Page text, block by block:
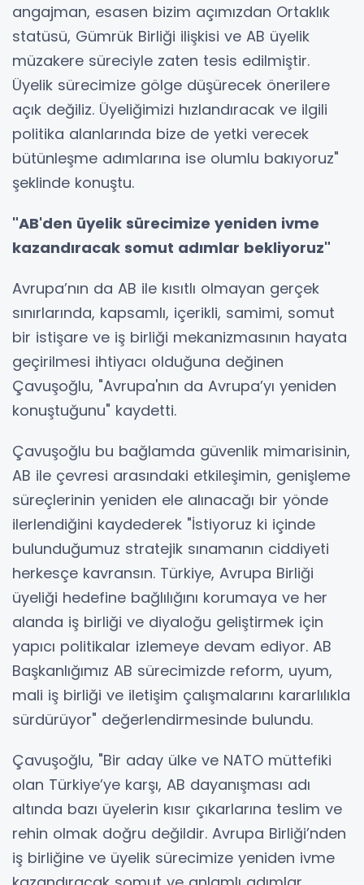
angajman, esasen bizim açımızdan Ortaklık
statüsü, Gümrük Birliği ilişkisi ve AB üyelik
müzakere süreciyle zaten tesis edilmiştir.
Üyelik sürecimize gölge düşürecek önerilere
açık değiliz. Üyeliğimizi hızlandıracak ve ilgili
politika alanlarında bize de yetki verecek
bütünleşme adımlarına ise olumlu bakıyoruz"
şeklinde konuştu.
"AB'den üyelik sürecimize yeniden ivme
kazandıracak somut adımlar bekliyoruz"
Avrupa’nın da AB ile kısıtlı olmayan gerçek
sınırlarında, kapsamlı, içerikli, samimi, somut
bir istişare ve iş birliği mekanizmasının hayata
geçirilmesi ihtiyacı olduğuna değinen
Çavuşoğlu, "Avrupa'nın da Avrupa’yı yeniden
konuştuğunu" kaydetti.
Çavuşoğlu bu bağlamda güvenlik mimarisinin,
AB ile çevresi arasındaki etkileşimin, genişleme
süreçlerinin yeniden ele alınacağı bir yönde
ilerlendiğini kaydederek "İstiyoruz ki içinde
bulunduğumuz stratejik sınamanın ciddiyeti
herkesçe kavransın. Türkiye, Avrupa Birliği
üyeliği hedefine bağlılığını korumaya ve her
alanda iş birliği ve diyaloğu geliştirmek için
yapıcı politikalar izlemeye devam ediyor. AB
Başkanlığımız AB sürecimizde reform, uyum,
mali iş birliği ve iletişim çalışmalarını kararlılıkla
sürdürüyor" değerlendirmesinde bulundu.
Çavuşoğlu, "Bir aday ülke ve NATO müttefiki
olan Türkiye’ye karşı, AB dayanışması adı
altında bazı üyelerin kısır çıkarlarına teslim ve
rehin olmak doğru değildir. Avrupa Birliği’nden
iş birliğine ve üyelik sürecimize yeniden ivme